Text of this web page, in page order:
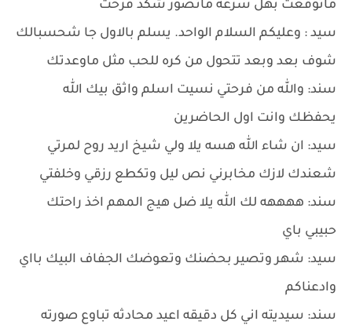
ماتوقعت بهل سرعه ماتصور شكد فرحت
سيد : وعليكم السلام الواحد. يسلم بالاول جا شحسبالك
شوف بعد وبعد تتحول من كره للحب مثل ماوعدتك
سند: والله من فرحتي نسيت اسلم واثق بيك الله
يحفظك وانت اول الحاضرين
سيد: ان شاء الله هسه يلا ولي شيخ اريد روح لمرتي
شعندك لازك مخابرني نص ليل وتكطع رزقي وخلفتي
سند: ههههه لك الله يلا ضل هيج المهم اخذ راحتك
حبيبي باي
سيد: شهر وتصير بحضنك وتعوضك الجفاف البيك بااي
وادعناكم
سند: سيديته اني كل دقيقه اعيد محادثه تباوع صورته